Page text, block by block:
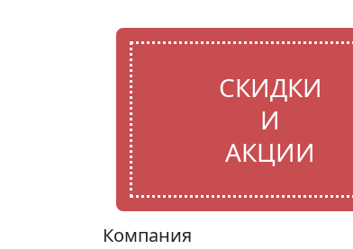
СКИДКИ
И
АКЦИИ
Компания